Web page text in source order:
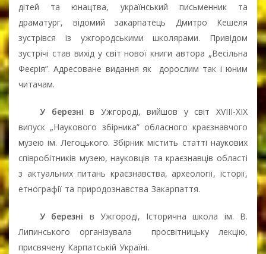
дітей та юнацтва, український письменник та
драматург, відомий закарпатець Дмитро Кешеля
зустрівся із ужгородськими школярами. Привідом
зустрічі став вихід у світ нової книги автора „Весільна
Феєрія”. Адресоване видання як
дорослим так і юним
читачам.
У березні в Ужгороді, вийшов у світ XVIII-XIX
випуск „Наукового збірника” обласного краєзнавчого
музею ім. Легоцького. Збірник містить статті наукових
співробітників музею, науковців та краєзнавців області
з актуальних питань краєзнавства, археології, історії,
етнографії та природознавства Закарпаття.
У березні в Ужгороді, Історична школа ім. В.
Липинського організувала
просвітницьку лекцію,
присвячену Карпатській Україні.